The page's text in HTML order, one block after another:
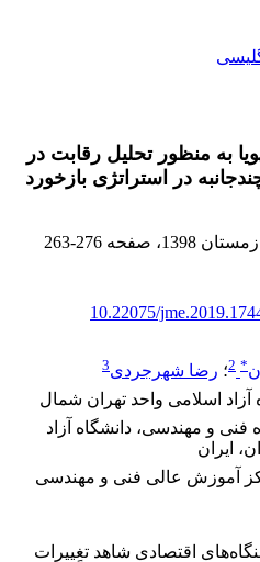
به منظور تحلیل رقابت در
در استراتژی بازخورد
1398 ، صفحه 263-276
10.22075/
*
2؛ رضا شهرجردی3
اسلامی واحد تهران شمال
و مهندسی، دانشگاه آزاد
ایران
آموزش عالی فنی و مهندسی
اقتصادی شاهد تغییرات